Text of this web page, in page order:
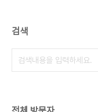
검색